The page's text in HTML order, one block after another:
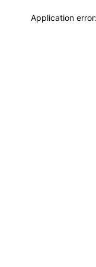
Application